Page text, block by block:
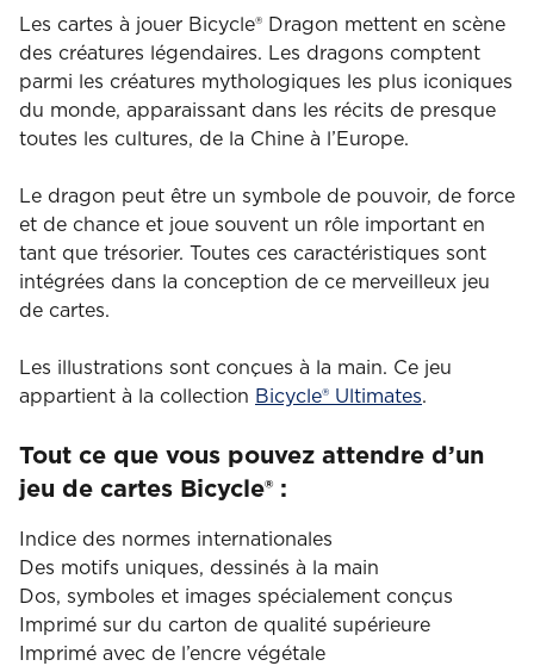
Les cartes à jouer Bicycle® Dragon mettent en scène
des créatures légendaires. Les dragons comptent
parmi les créatures mythologiques les plus iconiques
du monde, apparaissant dans les récits de presque
toutes les cultures, de la Chine à l’Europe.
Le dragon peut être un symbole de pouvoir, de force
et de chance et joue souvent un rôle important en
tant que trésorier. Toutes ces caractéristiques sont
intégrées dans la conception de ce merveilleux jeu
de cartes.
Les illustrations sont conçues à la main. Ce jeu
appartient à la collection Bicycle® Ultimates.
Tout ce que vous pouvez attendre d’un
jeu de cartes Bicycle® :
Indice des normes internationales
Des motifs uniques, dessinés à la main
Dos, symboles et images spécialement conçus
Imprimé sur du carton de qualité supérieure
Imprimé avec de l’encre végétale